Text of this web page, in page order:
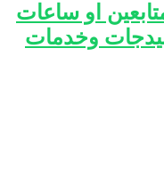
او ساعات
وخدمات